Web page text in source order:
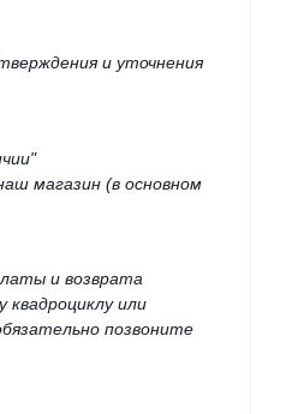
и уточнения
магазин (в основном
и возврата
квадроциклу или
позвоните